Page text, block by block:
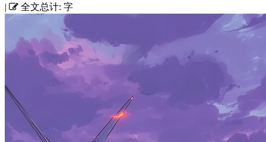
| 全文总计: 字